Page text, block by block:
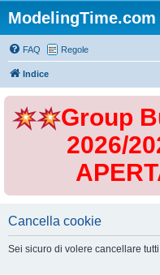
ModelingTime.com
FAQ Regole
Indice
Group
2026/
Cancella cookie
Sei sicuro di volere cancellare